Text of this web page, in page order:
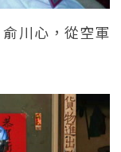
川心，從空軍